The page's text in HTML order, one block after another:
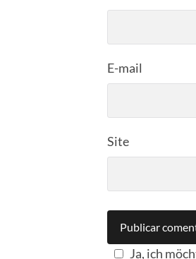
E-mail
Site
Ja, ich